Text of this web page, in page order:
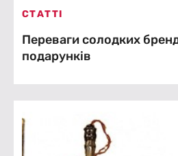
СТАТТІ
Переваги солодких
подарунків